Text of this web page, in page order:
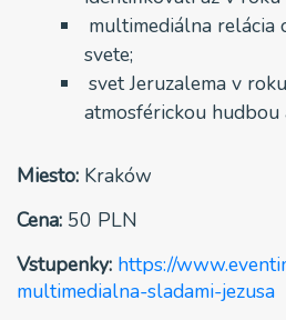
multimediálna relácia
svete;
svet Jeruzalema v
atmosférickou hudbou
Miesto: Kraków
Cena: 50 PLN
Vstupenky: https://
multimedialna-sladami-jezusa